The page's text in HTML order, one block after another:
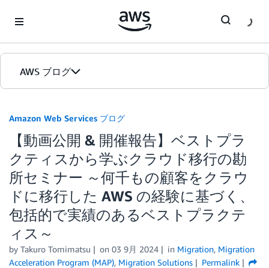
AWS ブログ
カテゴリ
エディション
Amazon Web Services ブログ
【動画公開 & 開催報告】ベストプラ
クティスから学ぶクラウド移行の勘
所セミナー ～何千もの顧客をクラウ
ドに移行した AWS の経験に基づく、
包括的で実績のあるベストプラクテ
ィス～
by Takuro Tomimatsu on 03 9月 2024 in Migration, Migration
Acceleration Program (MAP), Migration Solutions
Permalink